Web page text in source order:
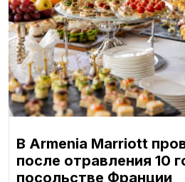
В Armenia Marriott
после отравления 10
посольстве Франции